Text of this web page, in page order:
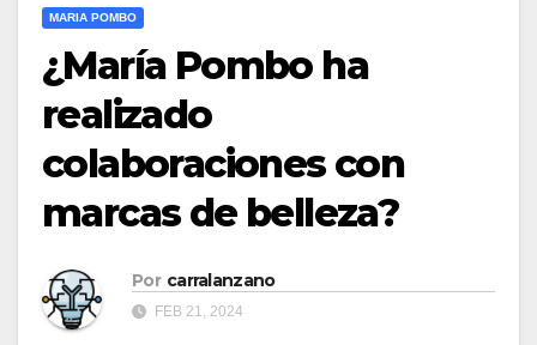
MARIA POMBO
¿María Pombo ha
realizado
colaboraciones con
marcas de belleza?
Por carralanzano
FEB 21, 2024